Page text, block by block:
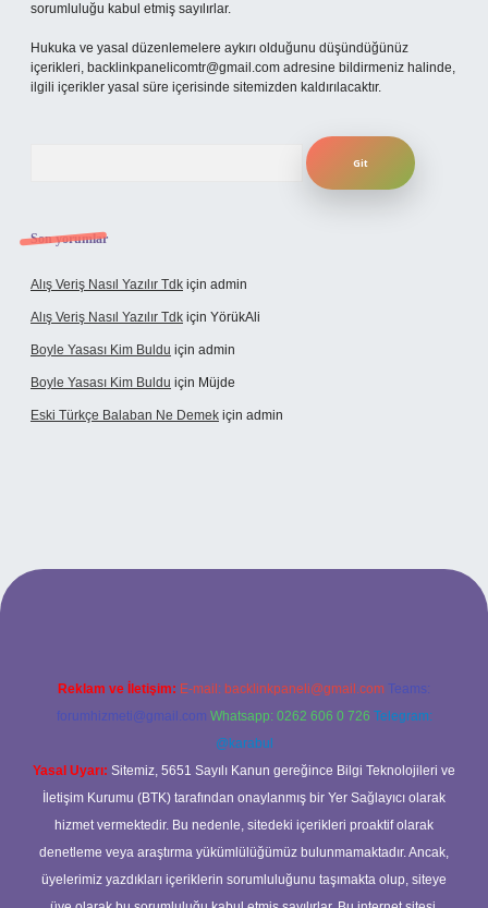
sorumluluğu kabul etmiş sayılırlar.
Hukuka ve yasal düzenlemelere aykırı olduğunu düşündüğünüz
içerikleri, backlinkpanelicomtr@gmail.com adresine bildirmeniz halinde,
ilgili içerikler yasal süre içerisinde sitemizden kaldırılacaktır.
Son yorumlar
Alış Veriş Nasıl Yazılır Tdk için admin
Alış Veriş Nasıl Yazılır Tdk için YörükAli
Boyle Yasası Kim Buldu için admin
Boyle Yasası Kim Buldu için Müjde
Eski Türkçe Balaban Ne Demek için admin
casino
Reklam ve İletişim: E-mail: backlinkpaneli@gmail.com Teams:
forumhizmeti@gmail.com Whatsapp: 0262 606 0 726 Telegram:
@karabul
Yasal Uyarı: Sitemiz, 5651 Sayılı Kanun gereğince Bilgi Teknolojileri ve
İletişim Kurumu (BTK) tarafından onaylanmış bir Yer Sağlayıcı olarak
hizmet vermektedir. Bu nedenle, sitedeki içerikleri proaktif olarak
denetleme veya araştırma yükümlülüğümüz bulunmamaktadır. Ancak,
üyelerimiz yazdıkları içeriklerin sorumluluğunu taşımakta olup, siteye